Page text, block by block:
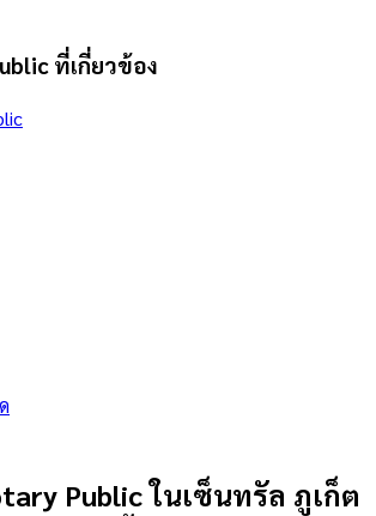
ที่เกี่ยวข้อง
Public ในเซ็นทรัล ภูเก็ต